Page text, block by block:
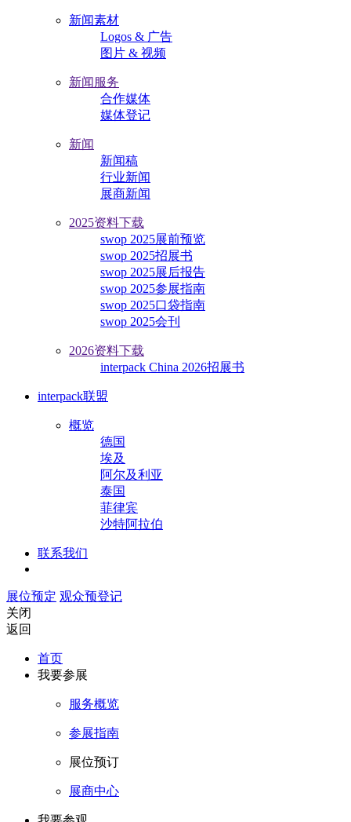
新闻素材
Logos & 广告
图片 & 视频
新闻服务
合作媒体
媒体登记
新闻
新闻稿
行业新闻
展商新闻
2025资料下载
swop 2025展前预览
swop 2025招展书
swop 2025展后报告
swop 2025参展指南
swop 2025口袋指南
swop 2025会刊
2026资料下载
interpack China 2026招展书
interpack联盟
概览
德国
埃及
阿尔及利亚
泰国
菲律宾
沙特阿拉伯
联系我们
展位预定 观众预登记
关闭
返回
首页
我要参展
服务概览
参展指南
展位预订
展商中心